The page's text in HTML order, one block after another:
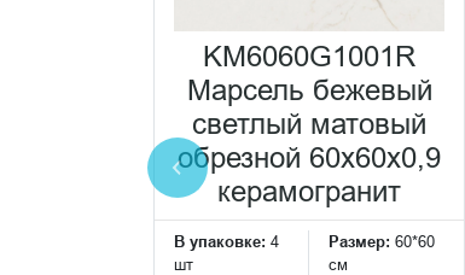
KM6060G1001R
Марсель бежевый
светлый матовый
обрезной 60x60x0,9
керамогранит
В упаковке: 4
шт
Размер: 60*60
см